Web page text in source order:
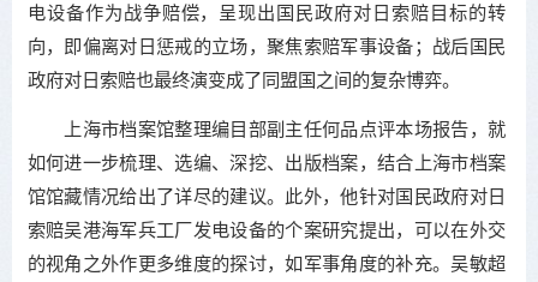
电设备作为战争赔偿，呈现出国民政府对日索赔目标的转
向，即偏离对日惩戒的立场，聚焦索赔军事设备；战后国民
政府对日索赔也最终演变成了同盟国之间的复杂博弈。
上海市档案馆整理编目部副主任何品点评本场报告，就
如何进一步梳理、选编、深挖、出版档案，结合上海市档案
馆馆藏情况给出了详尽的建议。此外，他针对国民政府对日
索赔吴港海军兵工厂发电设备的个案研究提出，可以在外交
的视角之外作更多维度的探讨，如军事角度的补充。吴敏超